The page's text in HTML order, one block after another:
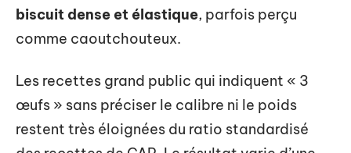
biscuit dense et élastique, parfois perçu
comme caoutchouteux.
Les recettes grand public qui indiquent « 3
œufs » sans préciser le calibre ni le poids
restent très éloignées du ratio standardisé